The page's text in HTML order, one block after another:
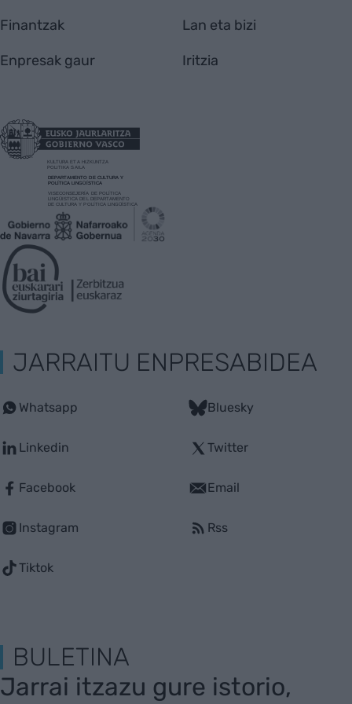
Finantzak
Enpresak gaur
Lan eta bizi
Iritzia
JARRAITU ENPRESABIDEA
Whatsapp
Linkedin
Facebook
Instagram
Tiktok
Bluesky
Twitter
Email
Rss
BULETINA
Jarrai itzazu gure istorio,